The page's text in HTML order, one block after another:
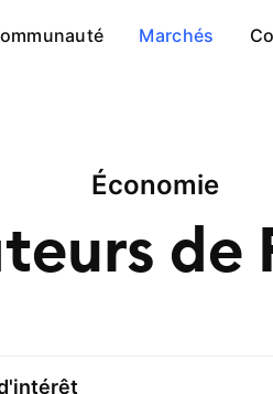
Marchés
Économie
de